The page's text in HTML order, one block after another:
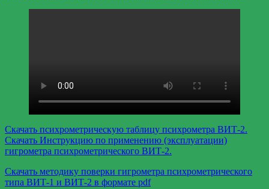
Скачать психрометрическую таблицу психрометра ВИТ-2.
Скачать Инструкцию по применению (эксплуатации)
гигрометра психрометрического ВИТ-2.
Скачать методику поверки гигрометра психрометрического
типа ВИТ-1 и ВИТ-2 в формате pdf